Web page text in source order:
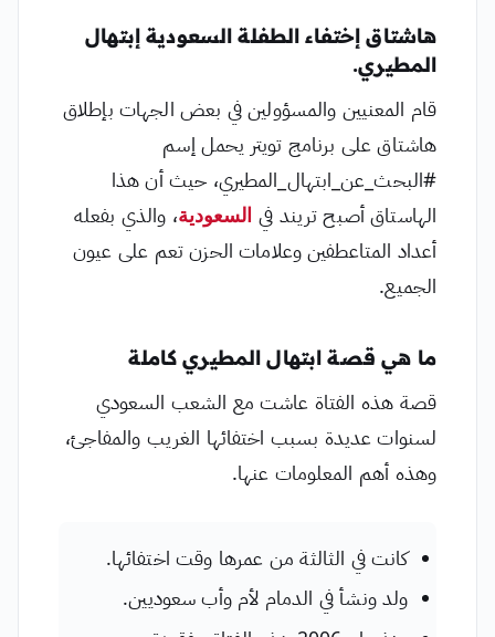
هاشتاق إختفاء الطفلة السعودية إبتهال
المطيري.
قام المعنيين والمسؤولين في بعض الجهات بإطلاق
هاشتاق على برنامج تويتر يحمل إسم
#البحث_عن_ابتهال_المطيري، حيث أن هذا
الهاستاق أصبح تريند في السعودية، والذي بفعله
أعداد المتاعطفين وعلامات الحزن تعم على عيون
الجميع.
ما هي قصة ابتهال المطيري كاملة
قصة هذه الفتاة عاشت مع الشعب السعودي
لسنوات عديدة بسبب اختفائها الغريب والمفاجئ،
وهذه أهم المعلومات عنها.
كانت في الثالثة من عمرها وقت اختفائها.
ولد ونشأ في الدمام لأم وأب سعوديين.